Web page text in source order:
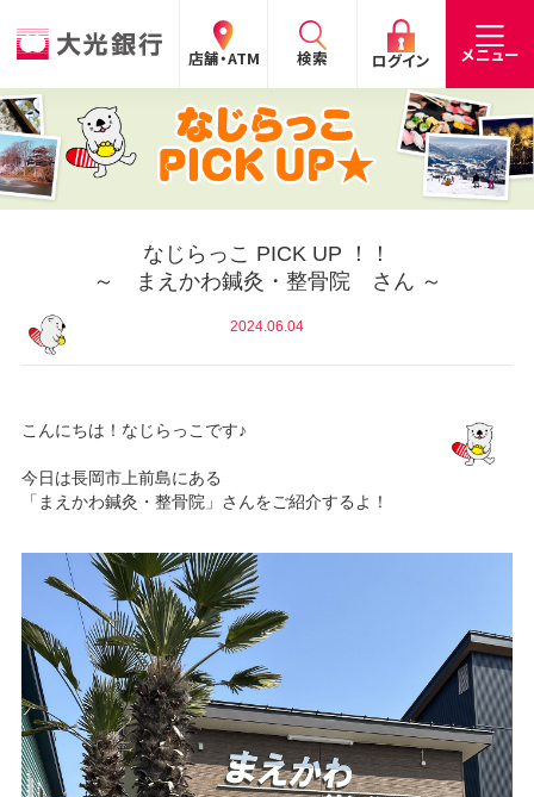
店舗・ATM 検索 ログイン メニュー
閉じる
手数料 預金金利 お問合わせ
個人の
お客さま
法人の
お客さま
企業・
IR情報
採用
閉じる
個人のお客さま
たいこうパーソナルe-バンキング
サービスのご案内 ログイン
デビット会員用 Web
サービスのご案内
たいこうインターネット投信
サービスのご案内
たいこうNavi
（たいこうNaviをご利用のお客さま向け）
サービスのご案内 ログイン（※）
閉じる
なじらっこ PICK UP ！！
～ まえかわ鍼灸・整骨院 さん ～
2024.06.04
こんにちは！なじらっこです♪
今日は長岡市上前島にある
「まえかわ鍼灸・整骨院」さんをご紹介するよ！